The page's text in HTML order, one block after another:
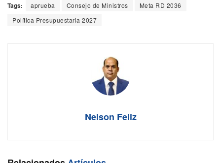
Tags: aprueba Consejo de Ministros
Meta RD 2036
Política Presupuestaria 2027
Nelson Feliz